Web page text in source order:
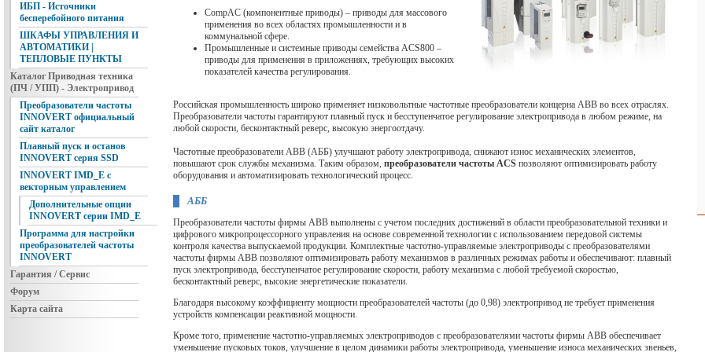
ИБП - Источники
бесперебойного питания
ШКАФЫ УПРАВЛЕНИЯ И
АВТОМАТИКИ |
ТЕПЛОВЫЕ ПУНКТЫ
Каталог Приводная техника
(ПЧ / УПП) - Электропривод
Преобразователи частоты
INNOVERT официальный
сайт каталог
Плавный пуск и останов
INNOVERT серия SSD
INNOVERT IMD_E с
векторным управлением
Дополнительные опции
INNOVERT серии IMD_E
Программа для настройки
преобразователей частоты
INNOVERT
Гарантия / Сервис
Форум
Карта сайта
CompAC (компонентные приводы) – приводы для массового
применения во всех областях промышленности и в
коммунальной сфере.
Промышленные и системные приводы семейства ACS800 –
приводы для применения в приложениях, требующих высоких
показателей качества регулирования.
Российская промышленность широко применяет низковольтные частотные преобразователи концерна ABB во всех отраслях.
Преобразователи частоты гарантируют плавный пуск и бесступенчатое регулирование электропривода в любом режиме, на
любой скорости, бесконтактный реверс, высокую энергоотдачу.
Частотные преобразователи АВВ (АББ) улучшают работу электропривода, снижают износ механических элементов,
повышают срок службы механизма. Таким образом, преобразователи частоты ACS позволяют оптимизировать работу
оборудования и автоматизировать технологический процесс.
АББ
Преобразователи частоты фирмы ABB выполнены с учетом последних достижений в области преобразовательной техники и
цифрового микропроцессорного управления на основе современной технологии с использованием передовой системы
контроля качества выпускаемой продукции. Комплектные частотно-управляемые электроприводы с преобразователями
частоты фирмы ABB позволяют оптимизировать работу механизмов в различных режимах работы и обеспечивают: плавный
пуск электропривода, бесступенчатое регулирование скорости, работу механизма с любой требуемой скоростью,
бесконтактный реверс, высокие энергетические показатели.
Благодаря высокому коэффициенту мощности преобразователей частоты (до 0,98) электропривод не требует применения
устройств компенсации реактивной мощности.
Кроме того, применение частотно-управляемых электроприводов с преобразователями частоты фирмы ABB обеспечивает
уменьшение пусковых токов, улучшение в целом динамики работы электропривода, уменьшение износа механических звеньев,